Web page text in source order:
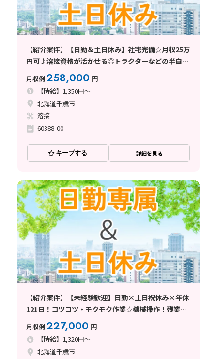
【紹介案件】【日勤＆土日休み】社宅完備☆月収25万
円可♪溶接資格が活かせる◎トラクターなどの半自動
月収例258,000 円
【時給】1,350円～
北海道千歳市
溶接
60388-00
キープする 詳細を見る
【紹介案件】【未経験歓迎】日勤×土日祝休み×年休
121日！コツコツ・モクモク作業☆機械操作！残業ほ
ぼナシ◎
月収例227,000 円
【時給】1,320円～
北海道千歳市